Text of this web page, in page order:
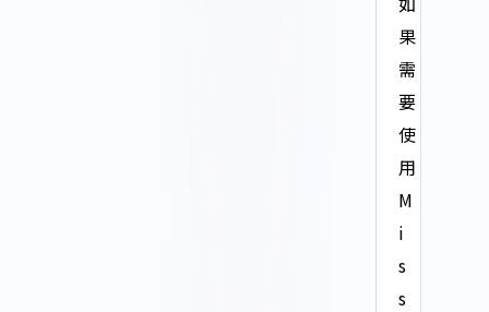
果
需
要
使
用
M
i
s
s